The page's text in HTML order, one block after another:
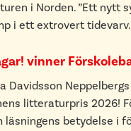
i Norden. ”Ett nytt
i ett extrovert
vinner
Davidsson
litteraturpris 2026!
betydelse i